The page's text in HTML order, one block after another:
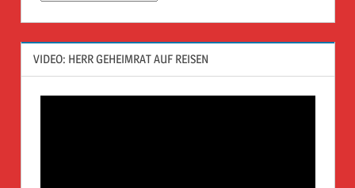
VIDEO: HERR GEHEIMRAT AUF REISEN